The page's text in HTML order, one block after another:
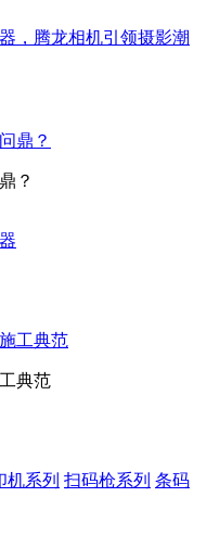
，腾龙相机引领摄影潮
？
典范
机系列 扫码枪系列 条码